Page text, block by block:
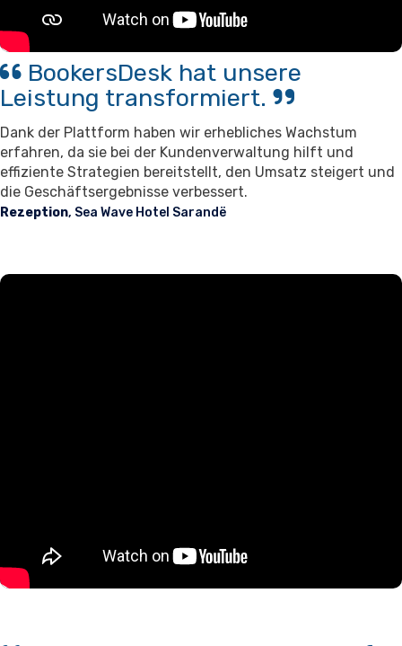
BookersDesk hat unsere
Leistung transformiert.
Dank der Plattform haben wir erhebliches Wachstum
erfahren, da sie bei der Kundenverwaltung hilft und
effiziente Strategien bereitstellt, den Umsatz steigert und
die Geschäftsergebnisse verbessert.
Rezeption, Sea Wave Hotel Sarandë